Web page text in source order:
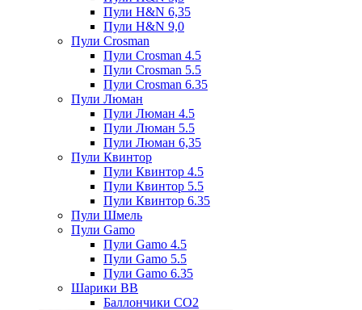
Пули H&N 6,35
Пули H&N 9,0
Пули Crosman
Пули Crosman 4.5
Пули Crosman 5.5
Пули Crosman 6.35
Пули Люман
Пули Люман 4.5
Пули Люман 5.5
Пули Люман 6,35
Пули Квинтор
Пули Квинтор 4.5
Пули Квинтор 5.5
Пули Квинтор 6.35
Пули Шмель
Пули Gamo
Пули Gamo 4.5
Пули Gamo 5.5
Пули Gamo 6.35
Шарики BB
Баллончики CO2